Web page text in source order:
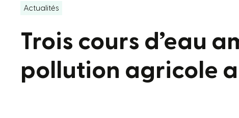
Actualités
Trois cours d’eau
pollution agricole